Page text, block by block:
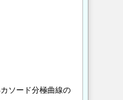
ソード分極曲線の